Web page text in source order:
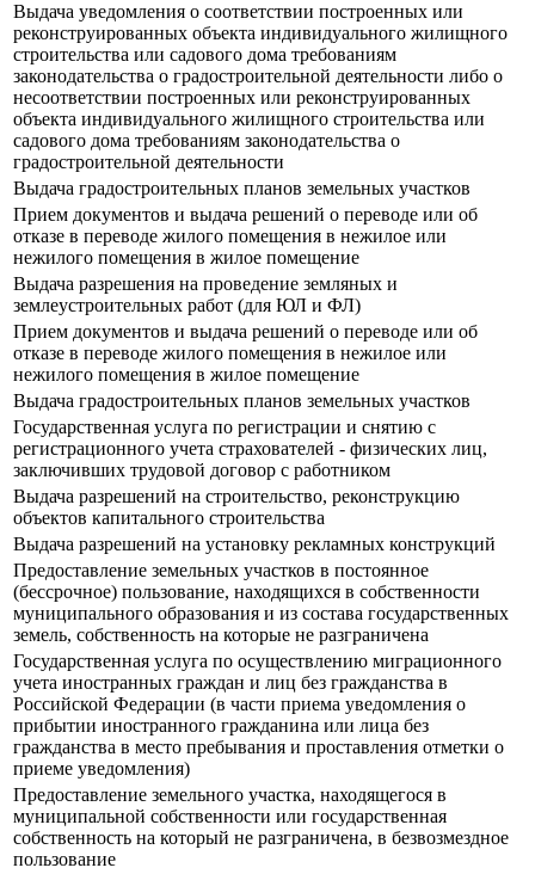
Выдача уведомления о соответствии построенных или
реконструированных объекта индивидуального жилищного
строительства или садового дома требованиям
законодательства о градостроительной деятельности либо о
несоответствии построенных или реконструированных
объекта индивидуального жилищного строительства или
садового дома требованиям законодательства о
градостроительной деятельности
Выдача градостроительных планов земельных участков
Прием документов и выдача решений о переводе или об
отказе в переводе жилого помещения в нежилое или
нежилого помещения в жилое помещение
Выдача разрешения на проведение земляных и
землеустроительных работ (для ЮЛ и ФЛ)
Прием документов и выдача решений о переводе или об
отказе в переводе жилого помещения в нежилое или
нежилого помещения в жилое помещение
Выдача градостроительных планов земельных участков
Государственная услуга по регистрации и снятию с
регистрационного учета страхователей - физических лиц,
заключивших трудовой договор с работником
Выдача разрешений на строительство, реконструкцию
объектов капитального строительства
Выдача разрешений на установку рекламных конструкций
Предоставление земельных участков в постоянное
(бессрочное) пользование, находящихся в собственности
муниципального образования и из состава государственных
земель, собственность на которые не разграничена
Государственная услуга по осуществлению миграционного
учета иностранных граждан и лиц без гражданства в
Российской Федерации (в части приема уведомления о
прибытии иностранного гражданина или лица без
гражданства в место пребывания и проставления отметки о
приеме уведомления)
Предоставление земельного участка, находящегося в
муниципальной собственности или государственная
собственность на который не разграничена, в безвозмездное
пользование